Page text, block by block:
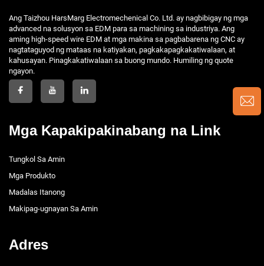
Ang Taizhou HarsMarg Electromechenical Co. Ltd. ay nagbibigay ng mga
advanced na solusyon sa EDM para sa machining sa industriya. Ang
aming high-speed wire EDM at mga makina sa pagbabarena ng CNC ay
nagtataguyod ng mataas na katiyakan, pagkakapagkakatiwalaan, at
kahusayan. Pinagkakatiwalaan sa buong mundo. Humiling ng quote
ngayon.
Mga Kapakipakinabang na Link
Tungkol Sa Amin
Mga Produkto
Madalas Itanong
Makipag-ugnayan Sa Amin
Adres